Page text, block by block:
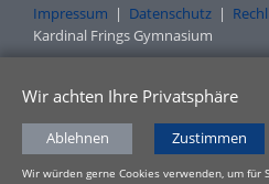
Impressum | Datenschutz |
Kardinal Frings Gymnasium
Wir achten Ihre Privatsphäre
Ablehnen Zustimmen
Wir würden gerne Cookies verwenden, um